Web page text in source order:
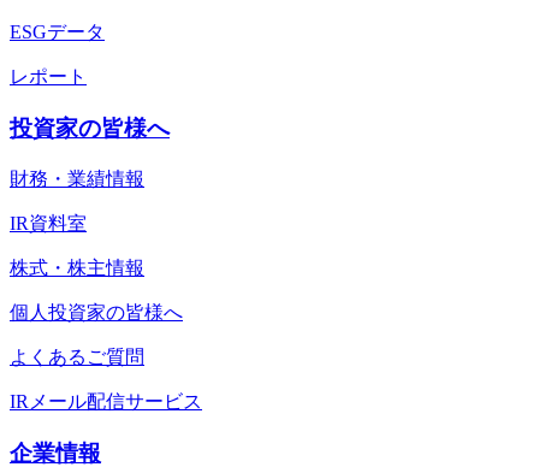
ESGデータ
レポート
投資家の皆様へ
財務・業績情報
IR資料室
株式・株主情報
個人投資家の皆様へ
よくあるご質問
IRメール配信サービス
企業情報